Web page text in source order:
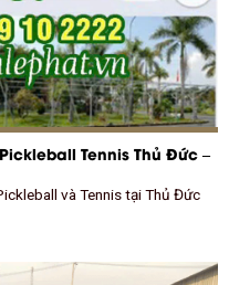
Tennis Thủ Đức –
và Tennis tại Thủ Đức